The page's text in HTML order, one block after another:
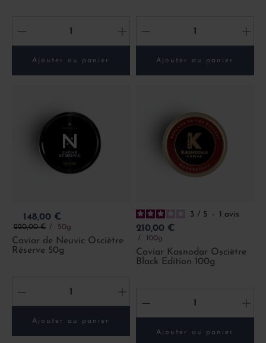
- +
Ajouter au panier
- +
Ajouter au panier
Prix
148,00 €
Prix de base
220,00 € 50g
Caviar de Neuvic Osciètre
Réserve 50g
- +
Ajouter au panier
3 / 5 - 1 avis
Prix
210,00 €
100g
Caviar Kasnodar Osciètre
Black Edition 100g
- +
Ajouter au panier